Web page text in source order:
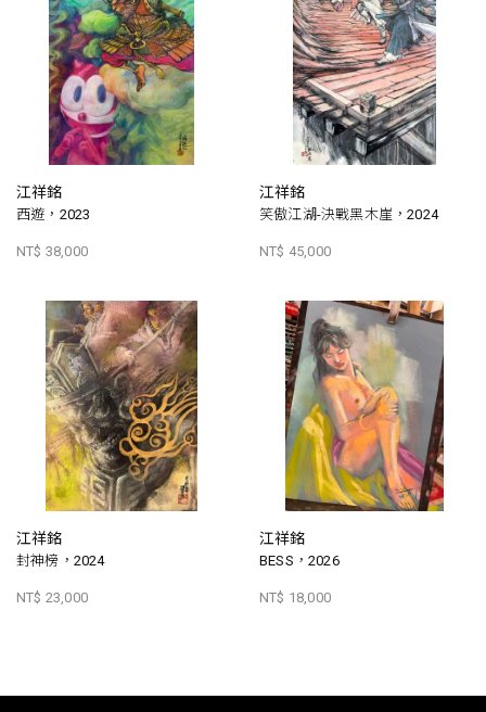
江祥銘
西遊，2023
NT$ 38,000
江祥銘
笑傲江湖-決戰黑木崖，2024
NT$ 45,000
江祥銘
封神榜，2024
NT$ 23,000
江祥銘
BESS，2026
NT$ 18,000